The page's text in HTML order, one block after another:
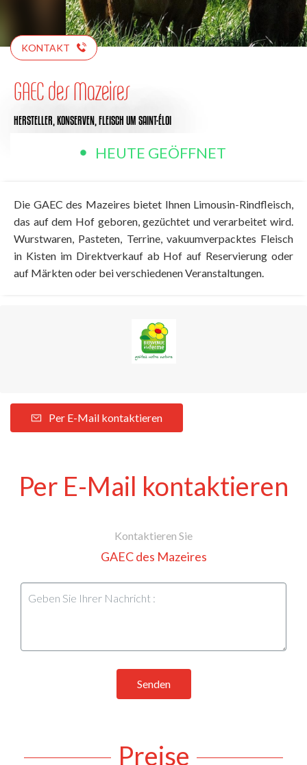
KONTAKT
GAEC des Mazeires
HERSTELLER, KONSERVEN, FLEISCH UM SAINT-ÉLOI
HEUTE GEÖFFNET
Die GAEC des Mazeires bietet Ihnen Limousin-Rindfleisch,
das auf dem Hof geboren, gezüchtet und verarbeitet wird.
Wurstwaren, Pasteten, Terrine, vakuumverpacktes Fleisch
in Kisten im Direktverkauf ab Hof auf Reservierung oder
auf Märkten oder bei verschiedenen Veranstaltungen.
Per E-Mail kontaktieren
Per E-Mail kontaktieren
Kontaktieren Sie
GAEC des Mazeires
Senden
Preise